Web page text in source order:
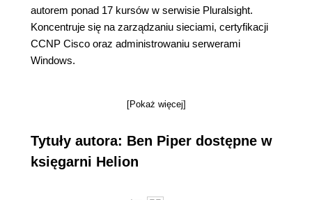
autorem ponad 17 kursów w serwisie Pluralsight.
Koncentruje się na zarządzaniu sieciami, certyfikacji
CCNP Cisco oraz administrowaniu serwerami
Windows.
[Pokaż więcej]
Tytuły autora: Ben Piper dostępne w
księgarni Helion